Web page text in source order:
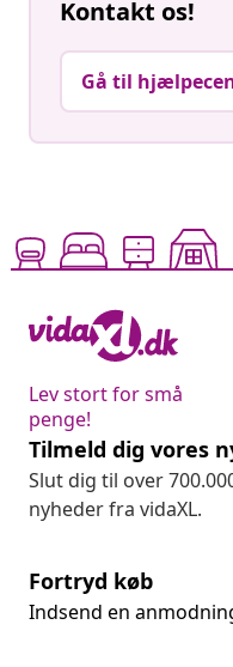
Kontakt os!
Gå til
Lev stort for små
penge!
Tilmeld dig vores
Slut dig til over
nyheder fra vidaXL.
Fortryd køb
Indsend en